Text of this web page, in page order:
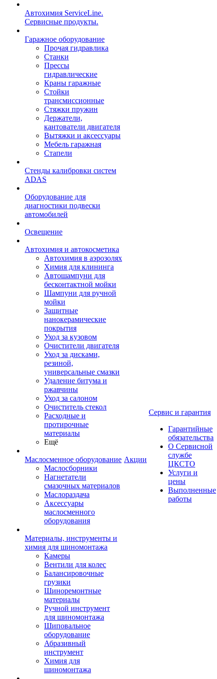
Автохимия ServiceLine.
Сервисные продукты.
Гаражное оборудование
Прочая гидравлика
Станки
Прессы
гидравлические
Краны гаражные
Стойки
трансмиссионные
Стяжки пружин
Держатели,
кантователи двигателя
Вытяжки и аксессуары
Мебель гаражная
Стапели
Стенды калибровки систем
ADAS
Оборудование для
диагностики подвески
автомобилей
Освещение
Автохимия и автокосметика
Автохимия в аэрозолях
Химия для клининга
Автошампуни для
бесконтактной мойки
Шампуни для ручной
мойки
Защитные
нанокерамические
покрытия
Уход за кузовом
Очистители двигателя
Уход за дисками,
резиной,
универсальные смазки
Удаление битума и
ржавчины
Уход за салоном
Очиститель стекол
Расходные и
протирочные
материалы
Ещё
Маслосменное оборудование
Маслосборники
Нагнетатели
смазочных материалов
Маслораздача
Аксессуары
маслосменного
оборудования
Материалы, инструменты и
химия для шиномонтажа
Камеры
Вентили для колес
Балансировочные
грузики
Шиноремонтные
материалы
Ручной инструмент
для шиномонтажа
Шиповальное
оборудование
Абразивный
инструмент
Химия для
шиномонтажа
Акции
Сервис и гарантия
Гарантийные
обязательства
О Сервисной
службе
ЦКСТО
Услуги и
цены
Выполненные
работы